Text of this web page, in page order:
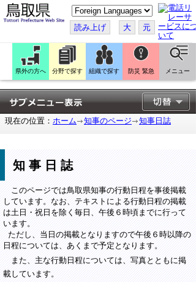
こ
の
ペ
ー
ジ
翻
訳
す
る
読み上げ 大 元
県外の方へ 分野で探す 組織で探す 防災 緊急 メニュー
現在の位置： ホーム 知事のページ 知事日誌
知事日誌
このページでは鳥取県知事の行動日程を事後掲載
しています。なお、テキストによる行動日程の掲載
は土日・祝日を除く毎日、午後６時頃までに行って
います。
ただし、当日の掲載となりますので午後６時以降の
日程については、あくまで予定となります。
また、主な行動日程については、写真とともに掲
載しています。